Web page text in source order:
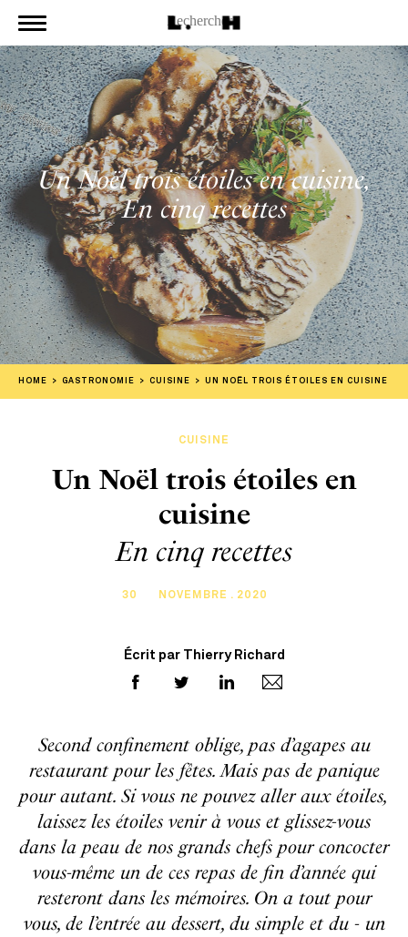
Un Noël trois étoiles en cuisine,
En cinq recettes
HOME GASTRONOMIE CUISINE UN NOËL TROIS ÉTOILES EN CUISINE
CUISINE
Un Noël trois étoiles en
cuisine
En cinq recettes
30 NOVEMBRE . 2020
Écrit par Thierry Richard
Second confinement oblige, pas d’agapes au
restaurant pour les fêtes. Mais pas de panique
pour autant. Si vous ne pouvez aller aux étoiles,
laissez les étoiles venir à vous et glissez-vous
dans la peau de nos grands chefs pour concocter
vous-même un de ces repas de fin d’année qui
resteront dans les mémoires. On a tout pour
vous, de l’entrée au dessert, du simple et du - un